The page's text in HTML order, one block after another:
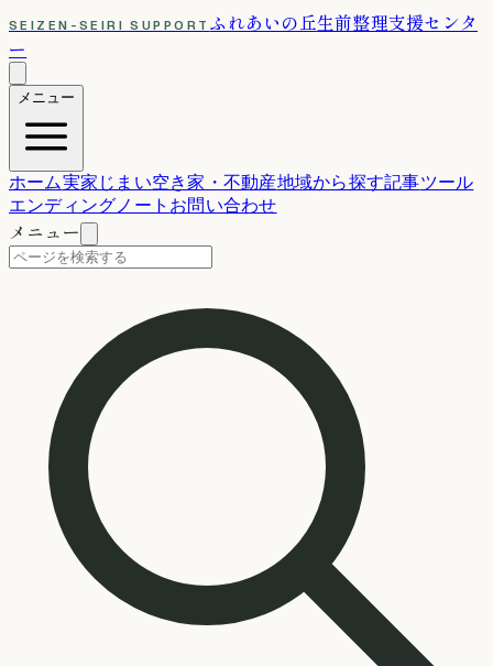
SEIZEN-SEIRI SUPPORT ふれあいの丘生前整理支援センタ
ー
メニュー
ホーム実家じまい空き家・不動産地域から探す記事ツール
エンディングノート お問い合わせ
メニュー